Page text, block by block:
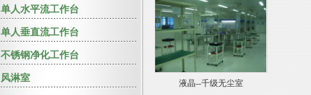
单人水平流工作台
单人垂直流工作台
不锈钢净化工作台
风淋室 液晶--千级无尘室